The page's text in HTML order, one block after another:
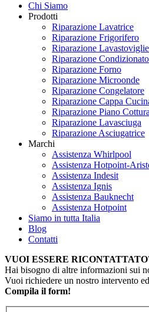
Chi Siamo
Prodotti
Riparazione Lavatrice
Riparazione Frigorifero
Riparazione Lavastoviglie
Riparazione
Riparazione Forno
Riparazione Microonde
Riparazione Congelatore
Riparazione Cappa
Riparazione Piano Cottura
Riparazione Lavasciuga
Riparazione Asciugatrice
Marchi
Assistenza Whirlpool
Assistenza Hotpoint-
Assistenza Indesit
Assistenza Ignis
Assistenza Bauknecht
Assistenza Hotpoint
Siamo in tutta Italia
Blog
Contatti
VUOI ESSERE
Hai bisogno di altre informazioni sui
Vuoi richiedere un nostro intervento
Compila il form!